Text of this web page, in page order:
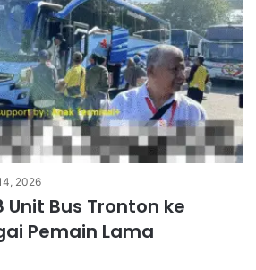
2026
Unit Bus Tronton ke
Pemain Lama